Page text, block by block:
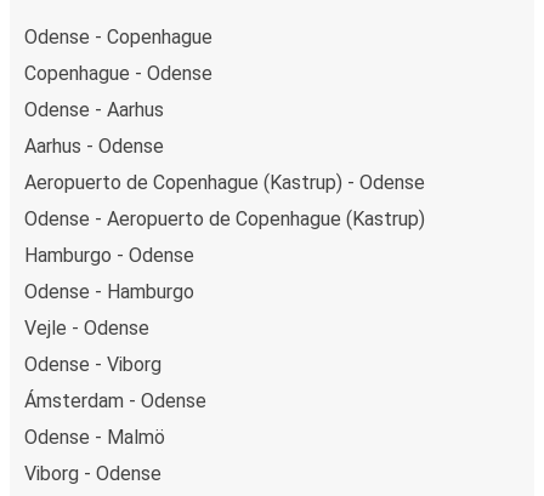
Odense - Copenhague
Copenhague - Odense
Odense - Aarhus
Aarhus - Odense
Aeropuerto de Copenhague (Kastrup) - Odense
Odense - Aeropuerto de Copenhague (Kastrup)
Hamburgo - Odense
Odense - Hamburgo
Vejle - Odense
Odense - Viborg
Ámsterdam - Odense
Odense - Malmö
Viborg - Odense